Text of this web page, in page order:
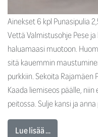
Ainekset 6 kpl Punasipulia
Vettä Valmistusohje Pese
haluamaasi muotoon.
sitä kauemmin
purkkiin. Sekoita Rajamäen
Kaada liemiseos päälle,
peitossa. Sulje kansi ja
Lue lisää …